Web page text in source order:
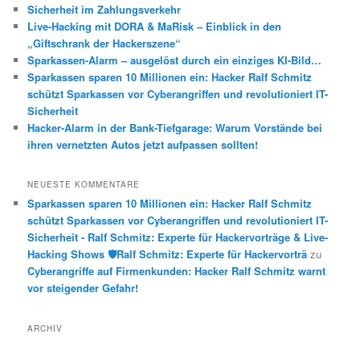
n
Sicherheit im Zahlungsverkehr
Live-Hacking mit DORA & MaRisk – Einblick in den
„Giftschrank der Hackerszene“
Sparkassen-Alarm – ausgelöst durch ein einziges KI-Bild…
Sparkassen sparen 10 Millionen ein: Hacker Ralf Schmitz
schützt Sparkassen vor Cyberangriffen und revolutioniert IT-
Sicherheit
Hacker-Alarm in der Bank-Tiefgarage: Warum Vorstände bei
ihren vernetzten Autos jetzt aufpassen sollten!
NEUESTE KOMMENTARE
Sparkassen sparen 10 Millionen ein: Hacker Ralf Schmitz
schützt Sparkassen vor Cyberangriffen und revolutioniert IT-
Sicherheit - Ralf Schmitz: Experte für Hackervorträge & Live-
Hacking Shows 🛡️Ralf Schmitz: Experte für Hackervorträ zu
Cyberangriffe auf Firmenkunden: Hacker Ralf Schmitz warnt
vor steigender Gefahr!
ARCHIV